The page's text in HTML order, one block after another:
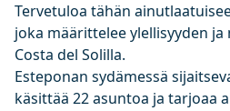
Tervetuloa tähän
joka määrittelee ylellisyyden
Costa del Solilla.
Esteponan sydämessä
käsittää 22 asuntoa ja tarjoaa